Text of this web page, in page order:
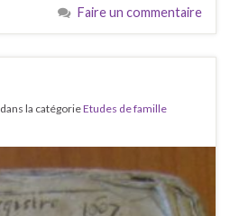
Faire un commentaire
dans la catégorieEtudes de famille